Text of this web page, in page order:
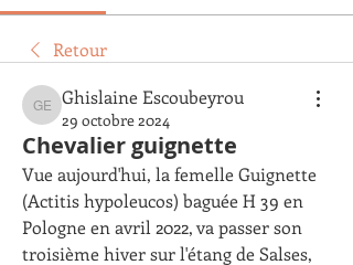
Retour
Ghislaine Escoubeyrou
Ghislaine Escoubeyrou
29 octobre 2024
Chevalier guignette
Vue aujourd'hui, la femelle Guignette
(Actitis hypoleucos) baguée H 39 en
Pologne en avril 2022, va passer son
troisième hiver sur l'étang de Salses,